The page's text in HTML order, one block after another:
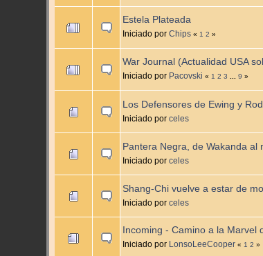
Estela Plateada
Iniciado porChips « 1 2 »
War Journal (Actualidad USA
Iniciado por Pacovski « 1 2 3 ...9 »
Los Defensores de Ewing y
Iniciado porceles
Pantera Negra, de Wakanda al
Iniciado porceles
Shang-Chi vuelve a estar de
Iniciado porceles
Incoming - Camino a la Marvel
Iniciado por LonsoLeeCooper « 1 2 »